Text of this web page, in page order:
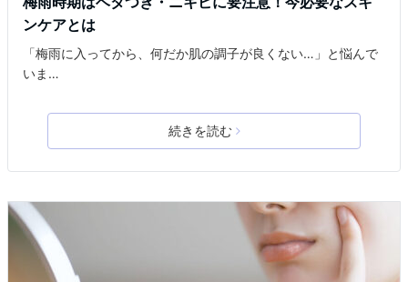
ンケアとは
「梅雨に入ってから、何だか肌の調子が良くない…」と悩んで
いま…
続きを読む